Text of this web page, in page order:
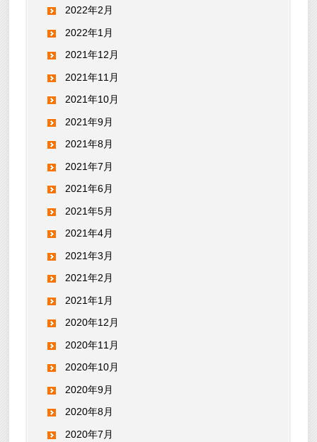
2022年2月
2022年1月
2021年12月
2021年11月
2021年10月
2021年9月
2021年8月
2021年7月
2021年6月
2021年5月
2021年4月
2021年3月
2021年2月
2021年1月
2020年12月
2020年11月
2020年10月
2020年9月
2020年8月
2020年7月